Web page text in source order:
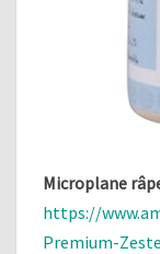
Microplane
https://
Premium-